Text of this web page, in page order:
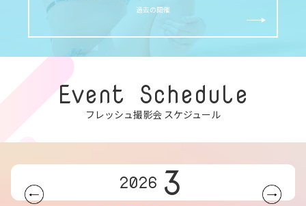
過去の開催
Event Schedule
フレッシュ撮影会 スケジュール
2026 3